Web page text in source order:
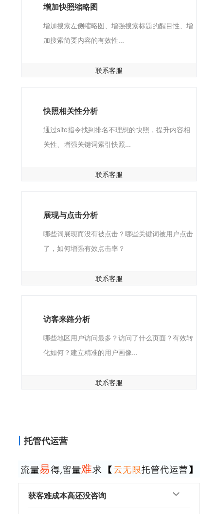
增加快照缩略图
增加搜索左侧缩略图、增强搜索标题的醒目性、增
加搜索简要内容的有效性...
联系客服
快照相关性分析
通过site指令找到排名不理想的快照，提升内容相
关性、增强关键词索引快照...
联系客服
展现与点击分析
哪些词展现而没有被点击？哪些关键词被用户点击
了，如何增强有效点击率？
联系客服
访客来路分析
哪些地区用户访问最多？访问了什么页面？有效转
化如何？建立精准的用户画像...
联系客服
托管代运营
获客难成本高还没咨询